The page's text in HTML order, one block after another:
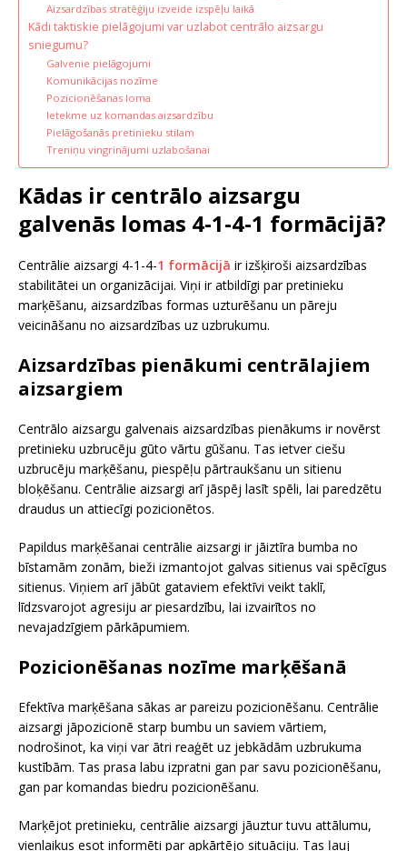
Aizsardzības stratēģiju izveide izspēļu laikā
Kādi taktiskie pielāgojumi var uzlabot centrālo aizsargu
sniegumu?
Galvenie pielāgojumi
Komunikācijas nozīme
Pozicionēšanas loma
Ietekme uz komandas aizsardzību
Pielāgošanās pretinieku stilam
Treniņu vingrinājumi uzlabošanai
Kādas ir centrālo aizsargu
galvenās lomas 4-1-4-1 formācijā?
Centrālie aizsargi 4-1-4-1 formācijā ir izšķiroši aizsardzības
stabilitātei un organizācijai. Viņi ir atbildīgi par pretinieku
marķēšanu, aizsardzības formas uzturēšanu un pāreju
veicināšanu no aizsardzības uz uzbrukumu.
Aizsardzības pienākumi centrālajiem
aizsargiem
Centrālo aizsargu galvenais aizsardzības pienākums ir novērst
pretinieku uzbrucēju gūto vārtu gūšanu. Tas ietver ciešu
uzbrucēju marķēšanu, piespēļu pārtraukšanu un sitienu
bloķēšanu. Centrālie aizsargi arī jāspēj lasīt spēli, lai paredzētu
draudus un attiecīgi pozicionētos.
Papildus marķēšanai centrālie aizsargi ir jāiztīra bumba no
bīstamām zonām, bieži izmantojot galvas sitienus vai spēcīgus
sitienus. Viņiem arī jābūt gataviem efektīvi veikt taklī,
līdzsvarojot agresiju ar piesardzību, lai izvairītos no
nevajadzīgiem pārkāpumiem.
Pozicionēšanas nozīme marķēšanā
Efektīva marķēšana sākas ar pareizu pozicionēšanu. Centrālie
aizsargi jāpozicionē starp bumbu un saviem vārtiem,
nodrošinot, ka viņi var ātri reaģēt uz jebkādām uzbrukuma
kustībām. Tas prasa labu izpratni gan par savu pozicionēšanu,
gan par komandas biedru pozicionēšanu.
Marķējot pretinieku, centrālie aizsargi jāuztur tuvu attālumu,
vienlaikus esot informēti par apkārtējo situāciju. Tas ļauj